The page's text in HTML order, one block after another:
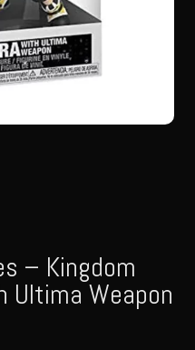
– Kingdom
Ultima Weapon